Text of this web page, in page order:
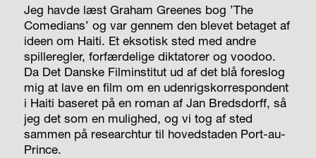
Jeg havde læst Graham Greenes bog ’The
Comedians’ og var gennem den blevet betaget af
ideen om Haiti. Et eksotisk sted med andre
spilleregler, forfærdelige diktatorer og voodoo.
Da Det Danske Filminstitut ud af det blå foreslog
mig at lave en film om en udenrigskorrespondent
i Haiti baseret på en roman af Jan Bredsdorff, så
jeg det som en mulighed, og vi tog af sted
sammen på researchtur til hovedstaden Port-au-
Prince.